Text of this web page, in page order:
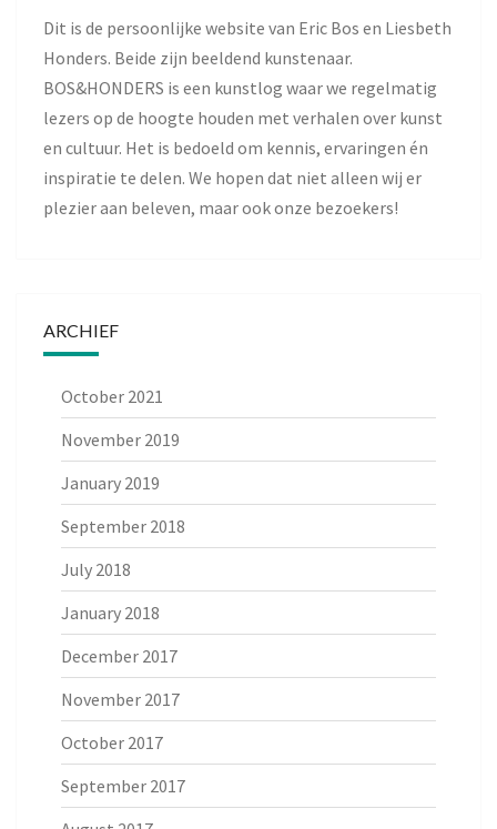
Dit is de persoonlijke website van Eric Bos en Liesbeth
Honders. Beide zijn beeldend kunstenaar.
BOS&HONDERS is een kunstlog waar we regelmatig
lezers op de hoogte houden met verhalen over kunst
en cultuur. Het is bedoeld om kennis, ervaringen én
inspiratie te delen. We hopen dat niet alleen wij er
plezier aan beleven, maar ook onze bezoekers!
ARCHIEF
October 2021
November 2019
January 2019
September 2018
July 2018
January 2018
December 2017
November 2017
October 2017
September 2017